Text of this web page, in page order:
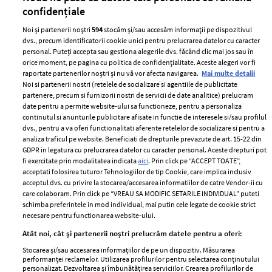
ELLE Style Awards
2024
Despre ELLE
Romania
Contact
Abonamente
Termeni si conditii
Politica de
confidențialitate
Politica de cookies
Publicitate
GSP
Unica
femei
Viva
confidențiale
Noi și partenerii noștri594stocăm și/sau accesăm informații pe dispozitivul
dvs., precum identificatorii cookie unici pentru prelucrarea datelor cu caracter
personal. Puteți accepta sau gestiona alegerile dvs. făcând clic mai jos sau în
orice moment, pe pagina cu politica de confidențialitate. Aceste alegeri vor fi
raportate partenerilor noștri și nu vă vor afecta navigarea. Mai multe detalii
Noi si partenerii nostri (retelele de socializare si agentiile de publicitate
partenere, precum si furnizorii nostri de servicii de date analitice) prelucram
date pentru a permite website-ului sa functioneze, pentru a personaliza
continutul si anunturile publicitare afisate in functie de interesele si/sau profilul
dvs., pentru a va oferi functionalitati aferente retelelor de socializare si pentru a
analiza traficul pe website. Beneficiati de drepturile prevazute de art. 15-22 din
GDPR in legatura cu prelucrarea datelor cu caracter personal. Aceste drepturi pot
fi exercitate prin modalitatea indicataaici. Prin click pe “ACCEPT TOATE”,
acceptati folosirea tuturor Tehnologiilor de tip Cookie, care implica inclusiv
acceptul dvs. cu privire la stocarea/accesarea informatiilor de catre Vendor-ii cu
care colaboram. Prin click pe “VREAU SA MODIFIC SETARILE INDIVIDUAL” puteti
schimba preferintele in mod individual, mai putin cele legate de cookie strict
necesare pentru functionarea website-ului.
Atât noi, cât și partenerii noștri prelucrăm datele pentru a oferi:
Stocarea și/sau accesarea informațiilor de pe un dispozitiv. Măsurarea
performanței reclamelor. Utilizarea profilurilor pentru selectarea conținutului
personalizat. Dezvoltarea și îmbunătățirea serviciilor. Crearea profilurilor de